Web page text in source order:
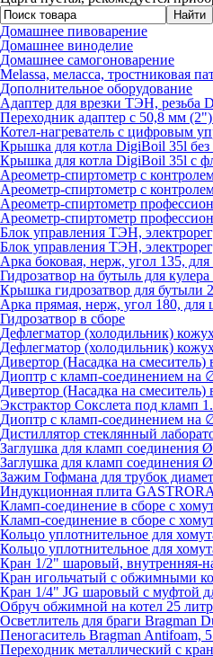
Домашнее пивоварение
Домашнее виноделие
Домашнее самогоноварение
Melassa, меласса, тростниковая
Дополнительное оборудование
Адаптер для врезки ТЭН, резьба
Переходник адаптер с 50,8 мм
Котел-нагреватель с цифровым
Крышка для котла DigiBoil 35l без
Крышка для котла DigiBoil 35l с
Ареометр-спиртометр с
Ареометр-спиртометр с
Ареометр-спиртометр
Ареометр-спиртометр
Блок управления ТЭН,
Блок управления ТЭН,
Арка боковая, нерж, угол 135,
Гидрозатвор на бутыль для
Крышка гидрозатвор для бутыли
Арка прямая, нерж, угол 180,
Гидрозатвор в сборе
Дефлегматор (холодильник)
Дефлегматор (холодильник)
Дивертор (Насадка на
Диоптр с кламп-соединением на
Дивертор (Насадка на
Экстрактор Сокслета под кламп
Диоптр с кламп-соединением
Дистиллятор стеклянный
Заглушка для кламп соединения
Заглушка для кламп соединения
Зажим Гофмана для трубок
Индукционная плита
Кламп-соединение в сборе с
Кламп-соединение в сборе с
Кольцо уплотнительное для
Кольцо уплотнительное для
Кран 1/2" шаровый, внутренняя-
Кран игольчатый с обжимными
Кран 1/4" JG шаровый с муфтой
Обруч обжимной на котел 25
Осветлитель для браги Bragman
Пеногаситель Bragman Antifoam,
Переходник металлический с